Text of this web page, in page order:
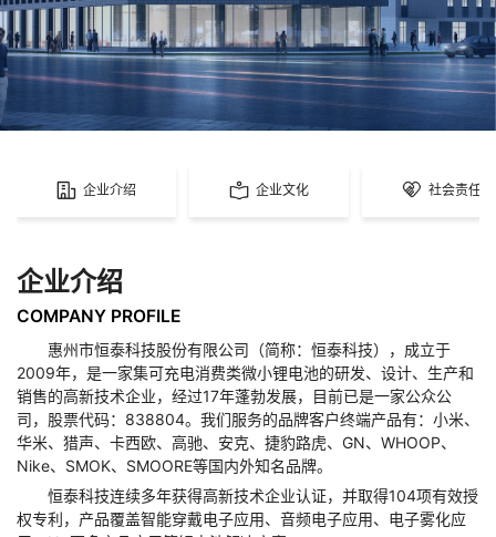
企业介绍 企业文化 社会责任
企业介绍
COMPANY PROFILE
惠州市恒泰科技股份有限公司（简称：恒泰科技），成立于
2009年，是一家集可充电消费类微小锂电池的研发、设计、生产和
销售的高新技术企业，经过17年蓬勃发展，目前已是一家公众公
司，股票代码：838804。我们服务的品牌客户终端产品有：小米、
华米、猎声、卡西欧、高驰、安克、捷豹路虎、GN、WHOOP、
Nike、SMOK、SMOORE等国内外知名品牌。
恒泰科技连续多年获得高新技术企业认证，并取得104项有效授
权专利，产品覆盖智能穿戴电子应用、音频电子应用、电子雾化应